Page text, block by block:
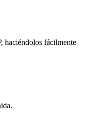
haciéndolos fácilmente